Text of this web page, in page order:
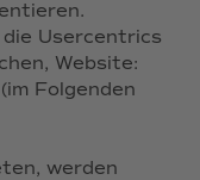
Usercentrics
Website:
(im Folgenden
werden